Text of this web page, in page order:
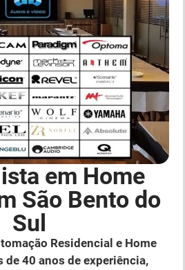
em Home
São Bento do
Sul
Residencial e Home
de 40 anos de experiência,